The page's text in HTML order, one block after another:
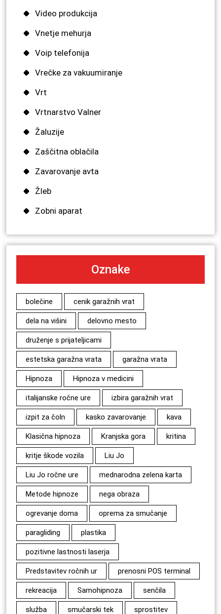
Video produkcija
Vnetje mehurja
Voip telefonija
Vrečke za vakuumiranje
Vrt
Vrtnarstvo Valner
Žaluzije
Zaščitna oblačila
Zavarovanje avta
Žleb
Zobni aparat
Oznake
bolečine cenik garažnih vrat
dela na višini delovno mesto
druženje s prijateljicami
estetska garažna vrata garažna vrata
Hipnoza Hipnoza v medicini
italijanske ročne ure izbira garažnih vrat
izpit za čoln kasko zavarovanje kava
Klasična hipnoza Kranjska gora kritina
kritje škode vozila Liu Jo
Liu Jo ročne ure mednarodna zelena karta
Metode hipnoze nega obraza
ogrevanje doma oprema za smučanje
paragliding plastika
pozitivne lastnosti laserja
Predstavitev ročnih ur prenosni POS terminal
rekreacija Samohipnoza senčila
služba smučarski tek sprostitev